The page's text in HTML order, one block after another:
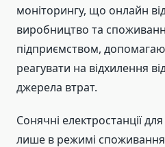
моніторингу, що онлайн
виробництво та
підприємством,
реагувати на відхилення
джерела втрат.
Сонячні електростанції
лише в режимі споживання